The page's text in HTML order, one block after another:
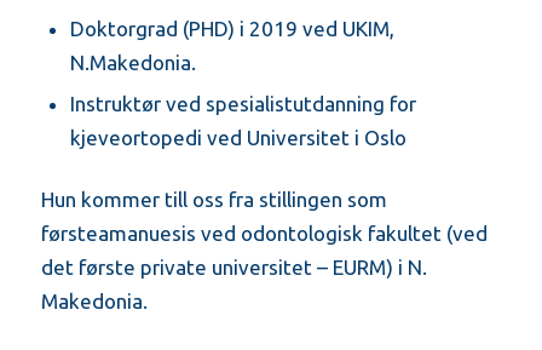
Doktorgrad (PHD) i 2019 ved UKIM,
N.Makedonia.
Instruktør ved spesialistutdanning for
kjeveortopedi ved Universitet i Oslo
Hun kommer till oss fra stillingen som
førsteamanuesis ved odontologisk fakultet (ved
det første private universitet – EURM) i N.
Makedonia.